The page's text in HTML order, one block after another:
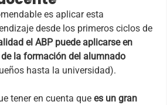
es aplicar esta
desde los primeros ciclos de
el ABP puede aplicarse en
la formación del alumnado
hasta la universidad).
tener en cuenta que es un gran